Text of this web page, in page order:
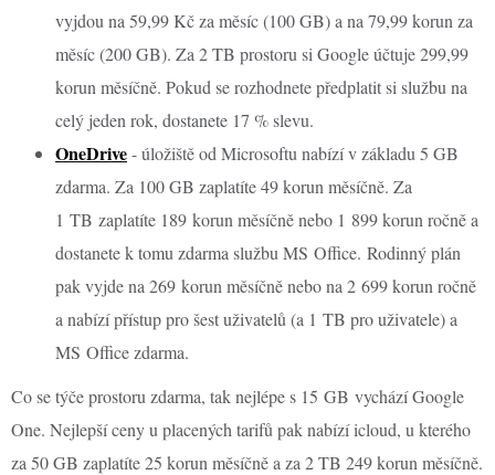
vyjdou na 59,99 Kč za měsíc (100 GB) a na 79,99 korun za
měsíc (200 GB). Za 2 TB prostoru si Google účtuje 299,99
korun měsíčně. Pokud se rozhodnete předplatit si službu na
celý jeden rok, dostanete 17 % slevu.
OneDrive- úložiště od Microsoftu nabízí v základu 5 GB
zdarma. Za 100 GB zaplatíte 49 korun měsíčně. Za
1 TB zaplatíte 189 korun měsíčně nebo 1 899 korun ročně a
dostanete k tomu zdarma službu MS Office. Rodinný plán
pak vyjde na 269 korun měsíčně nebo na 2 699 korun ročně
a nabízí přístup pro šest uživatelů (a 1 TB pro uživatele) a
MS Office zdarma.
Co se týče prostoru zdarma, tak nejlépe s 15 GB vychází Google
One. Nejlepší ceny u placených tarifů pak nabízí icloud, u kterého
za 50 GB zaplatíte 25 korun měsíčně a za 2 TB 249 korun měsíčně.